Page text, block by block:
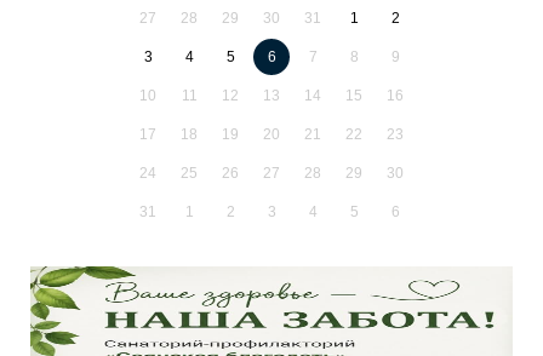
27 28 29 30 31 1 2
3 4 5 6 7 8 9
10 11 12 13 14 15 16
17 18 19 20 21 22 23
24 25 26 27 28 29 30
31 1 2 3 4 5 6